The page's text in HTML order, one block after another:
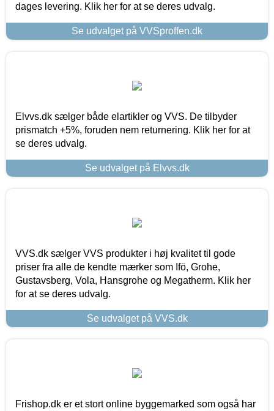
dages levering. Klik her for at se deres udvalg.
Se udvalget på VVSproffen.dk
Elvvs.dk sælger både elartikler og VVS. De tilbyder
prismatch +5%, foruden nem returnering. Klik her for at
se deres udvalg.
Se udvalget på Elvvs.dk
VVS.dk sælger VVS produkter i høj kvalitet til gode
priser fra alle de kendte mærker som Ifö, Grohe,
Gustavsberg, Vola, Hansgrohe og Megatherm. Klik her
for at se deres udvalg.
Se udvalget på VVS.dk
Frishop.dk er et stort online byggemarked som også har